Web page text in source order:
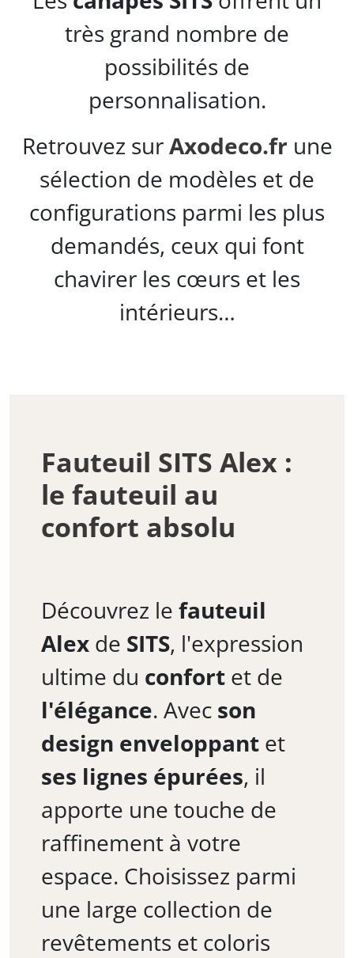
très grand nombre de
possibilités de
personnalisation.
Retrouvez surAxodeco.fr une
sélection de modèles et de
configurations parmi les plus
demandés, ceux qui font
chavirer les cœurs et les
intérieurs…
Fauteuil SITS Alex :
le fauteuil au
confort absolu
Découvrez le fauteuil
Alex de SITS, l'expression
ultime du confort et de
l'élégance. Avec son
design enveloppant et
ses lignes épurées, il
apporte une touche de
raffinement à votre
espace. Choisissez parmi
une large collection de
revêtements et coloris